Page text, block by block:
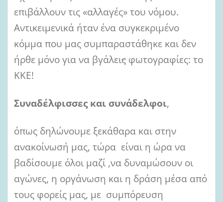
επιβάλλουν τις «αλλαγές» του νόμου.
Αντικειμενικά ήταν ένα συγκεκριμένο
κόμμα που μας συμπαραστάθηκε και δεν
ήρθε μόνο για να βγάλεις φωτογραφίες: το
ΚΚΕ!
Συναδέλφισσες και συνάδελφοι,
όπως δηλώνουμε ξεκάθαρα και στην
ανακοίνωσή μας, τώρα είναι η ώρα να
βαδίσουμε όλοι μαζί ,να δυναμώσουν οι
αγώνες, η οργάνωση και η δράση μέσα από
τους φορείς μας, με συμπόρευση